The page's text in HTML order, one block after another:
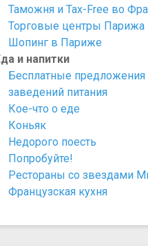
Таможня и Tax-Free во
Торговые центры Парижа
Шопинг в Париже
и напитки
Бесплатные предложения
заведений питания
Кое-что о еде
Коньяк
Недорого поесть
Попробуйте!
Рестораны со звездами
Французская кухня